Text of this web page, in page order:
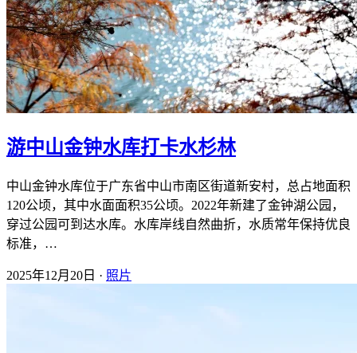
游中山金钟水库打卡水杉林
中山金钟水库位于广东省中山市南区街道新安村，总占地面积
120公顷，其中水面面积35公顷。2022年新建了金钟湖公园，
穿过公园可到达水库。水库岸线自然曲折，水质常年保持优良
标准，…
2025年12月20日 · 照片